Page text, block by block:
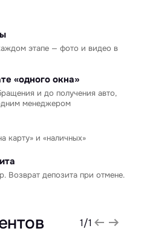
этапе — фото и видео в
«одного окна»
и до получения авто,
менеджером
карту» и «наличных»
Возврат депозита при отмене.
1/1